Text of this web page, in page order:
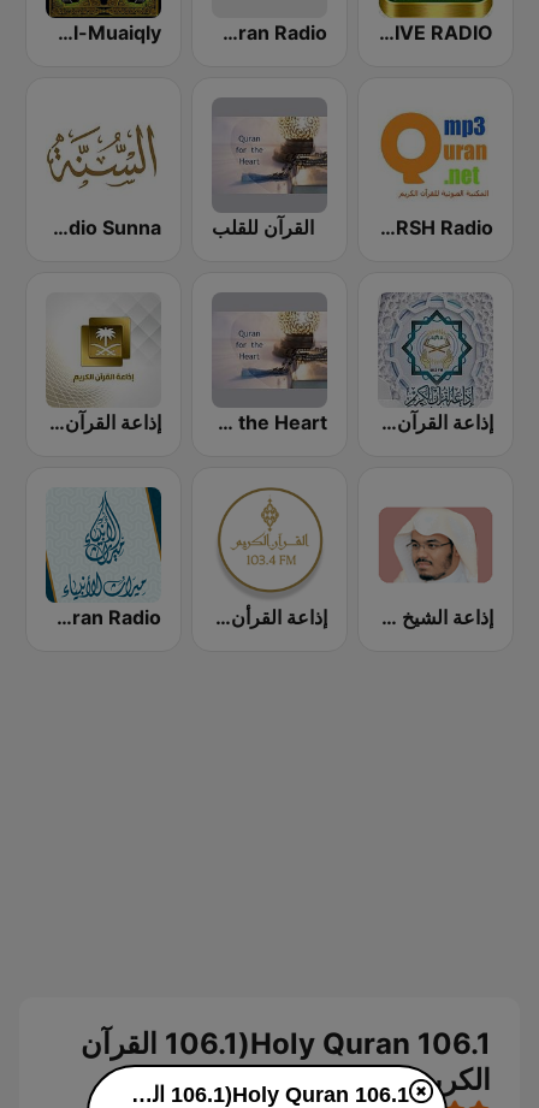
QURAN LIVE RADIO Quran Radio اذاعة القرآن الكريم - الرياض Maher Al-Muaiqly (ماهر المعيقلي)
Abdulbasit Abdulsamad WARSH Radio القرآن للقلب Radio Sunna إذاعة السنة
إذاعة القرآن الكريم من القاهرة Quran for the Heart القرآن للقلب إذاعة القرآن الكريم - Holy Quran Radio
إذاعة الشيخ ياسر الدوسري إذاعة القرأن الكريم Miraath's Holy Quran Radio ( ميراث القرآن الكريم)
Holy Quran 106.1(106.1 القرآن
الكريم) بث حي
Holy Quran 106.1(106.1 القرآن الكريم)